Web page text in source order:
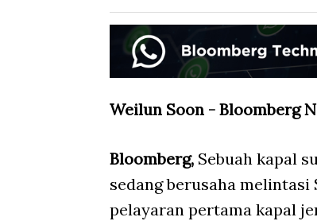
Weilun Soon - Bloomberg
Bloomberg, Sebuah kapal
sedang berusaha
pelayaran pertama kapal